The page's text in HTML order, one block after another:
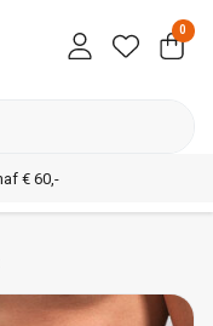
0
€ 60,-